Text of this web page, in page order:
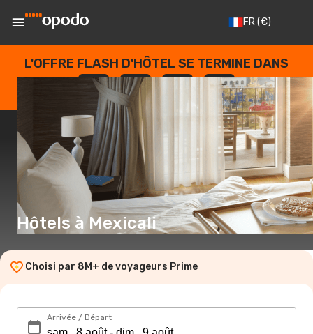
FR(€)
L'OFFRE FLASH D'HÔTEL SE TERMINE DANS
--
JOURS
: --
HEURES
: --
SECONDES
Hôtels à Mexicali
Choisi par 8M+ de voyageurs Prime
Arrivée / Départ